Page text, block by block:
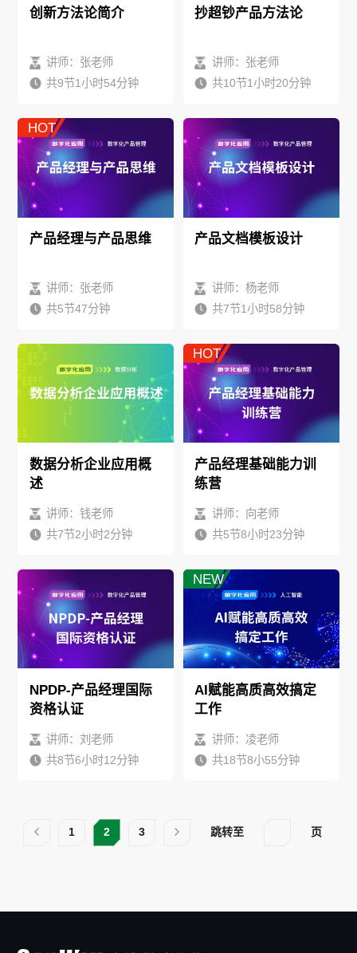
创新方法论简介
讲师：张老师
共9节1小时54分钟
抄超钞产品方法论
讲师：张老师
共10节1小时20分钟
HOT
产品经理与产品思维
讲师：张老师
共5节47分钟
产品文档模板设计
讲师：杨老师
共7节1小时58分钟
数据分析企业应用概
述
讲师：钱老师
共7节2小时2分钟
HOT
产品经理基础能力训
练营
讲师：向老师
共5节8小时23分钟
NPDP-产品经理国际
资格认证
讲师：刘老师
共8节6小时12分钟
HOT
NEW
AI赋能高质高效搞定
工作
讲师：凌老师
共18节8小55分钟
1 2 3 跳转至 页